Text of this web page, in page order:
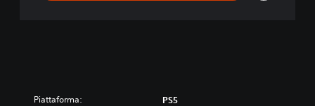
Piattaforma: PS5